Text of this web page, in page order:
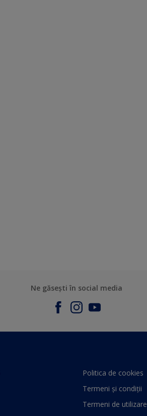
Ne găsești în social media
Politica de cookies
Termeni și condiții
Termeni de utilizare